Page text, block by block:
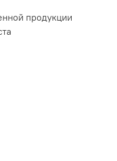
продукции